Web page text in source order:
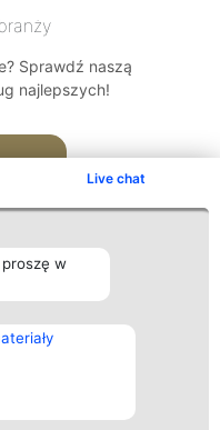
Live chat
w
Sprawdź naszą
najlepszych!
Kontakt
Kontakt